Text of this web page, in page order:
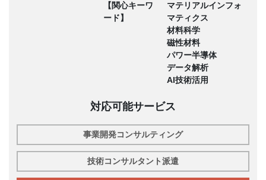
【関心キーワ
ード】
マテリアルインフォ
マティクス
材料科学
磁性材料
パワー半導体
データ解析
AI技術活用
対応可能サービス
事業開発コンサルティング
技術コンサルタント派遣